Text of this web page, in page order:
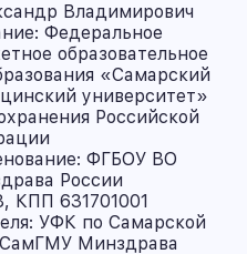
Владимирович
Федеральное
образовательное
«Самарский
университет»
Российской
ФГБОУ ВО
России
КПП 631701001
УФК по Самарской
Минздрава